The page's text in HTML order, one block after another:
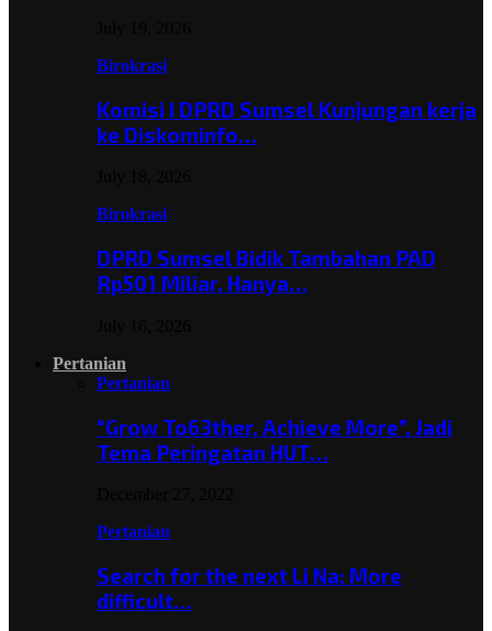
Birokrasi
Komisi I DPRD Sumsel Kunjungan kerja
ke Diskominfo…
Birokrasi
DPRD Sumsel Bidik Tambahan PAD
Rp501 Miliar, Hanya…
Pertanian
Pertanian
“Grow To63ther, Achieve More”, Jadi
Tema Peringatan HUT…
Pertanian
Search for the next Li Na: More
difficult…